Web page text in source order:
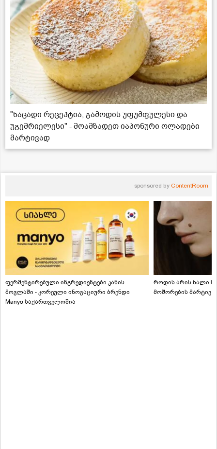
"ნაცადი რეცეპტია, გამოდის უფუმფულესი და
უგემრიელესი" - მოამზადეთ იაპონური ოლადები
მარტივად
sponsored by ContentRoom
ფერმენტირებული ინგრედიენტები კანის
მოვლაში - კორეული ინოვაციური ბრენდი
Manyo საქართველოშია
როდის არის ხალი
მოშორების